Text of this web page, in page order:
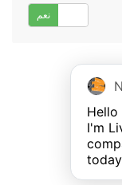
نعم
Hello
I'm